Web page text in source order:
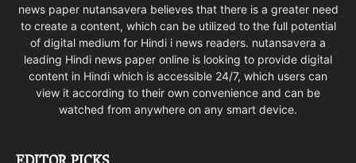
news paper nutansavera believes that there is a greater need
to create a content, which can be utilized to the full potential
of digital medium for Hindi i news readers. nutansavera a
leading Hindi news paper online is looking to provide digital
content in Hindi which is accessible 24/7, which users can
view it according to their own convenience and can be
watched from anywhere on any smart device.